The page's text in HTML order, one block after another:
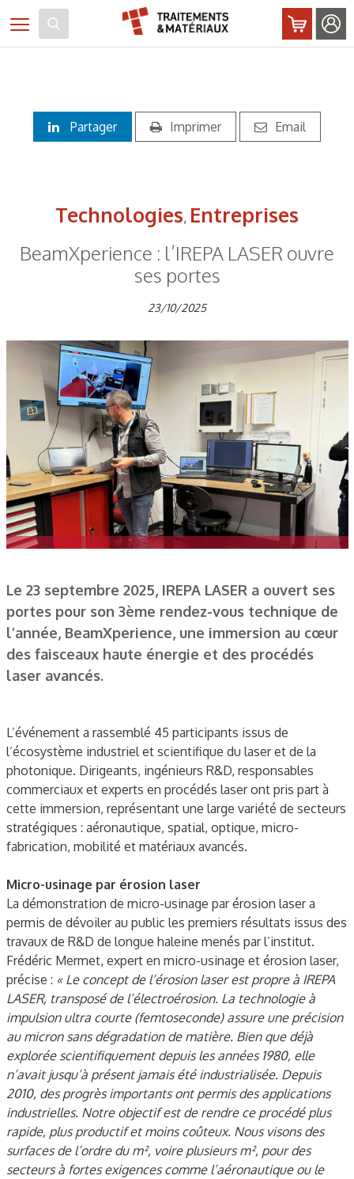
Toggle navigation
Partager Imprimer Email
Technologies, Entreprises
BeamXperience : l’IREPA LASER ouvre
ses portes
23/10/2025
Le 23 septembre 2025, IREPA LASER a ouvert ses
portes pour son 3ème rendez-vous technique de
l’année, BeamXperience, une immersion au cœur
des faisceaux haute énergie et des procédés
laser avancés.
L’événement a rassemblé 45 participants issus de
l’écosystème industriel et scientifique du laser et de la
photonique. Dirigeants, ingénieurs R&D, responsables
commerciaux et experts en procédés laser ont pris part à
cette immersion, représentant une large variété de secteurs
stratégiques : aéronautique, spatial, optique, micro-
fabrication, mobilité et matériaux avancés.
Micro-usinage par érosion laser
La démonstration de micro-usinage par érosion laser a
permis de dévoiler au public les premiers résultats issus des
travaux de R&D de longue haleine menés par l’institut.
Frédéric Mermet, expert en micro-usinage et érosion laser,
précise : « Le concept de l’érosion laser est propre à IREPA
LASER, transposé de l’électroérosion. La technologie à
impulsion ultra courte (femtoseconde) assure une précision
au micron sans dégradation de matière. Bien que déjà
explorée scientifiquement depuis les années 1980, elle
n’avait jusqu’à présent jamais été industrialisée. Depuis
2010, des progrès importants ont permis des applications
industrielles. Notre objectif est de rendre ce procédé plus
rapide, plus productif et moins coûteux. Nous visons des
surfaces de l’ordre du m², voire plusieurs m², pour des
secteurs à fortes exigences comme l’aéronautique ou le
Panneau de gestion des cookies